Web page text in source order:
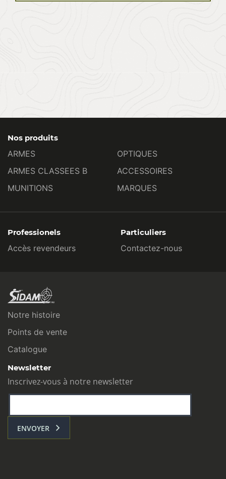
Nos produits
ARMES
ARMES CLASSEES B
MUNITIONS
OPTIQUES
ACCESSOIRES
MARQUES
Professionels
Accès revendeurs
Particuliers
Contactez-nous
Notre histoire
Points de vente
Catalogue
Newsletter
Inscrivez-vous à notre newsletter
ENVOYER